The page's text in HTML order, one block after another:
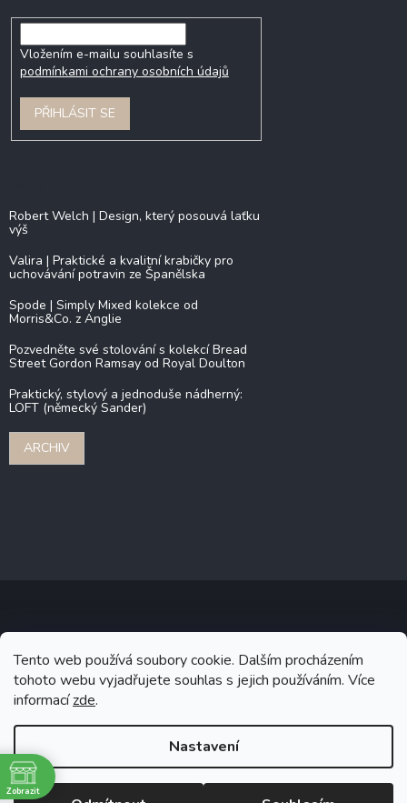
Tento web používá soubory cookie. Dalším procházením
tohoto webu vyjadřujete souhlas s jejich používáním. Více
informacízde.
Nastavení
Vložením e-mailu souhlasíte s
podmínkami ochrany osobních údajů
PŘIHLÁSIT SE
Robert Welch | Design, který posouvá laťku
výš
Valira | Praktické a kvalitní krabičky pro
uchovávání potravin ze Španělska
Spode | Simply Mixed kolekce od
Morris&Co. z Anglie
Pozvedněte své stolování s kolekcí Bread
Street Gordon Ramsay od Royal Doulton
Praktický, stylový a jednoduše nádherný:
LOFT (německý Sander)
ARCHIV
Copyright 2026 Stonebridge . Všechna práva vyhrazena. Upravit
nastavení cookies
Grafický návrh vytvořil a na Shoptet implementoval
Shoptetak.cz.
Zobrazit